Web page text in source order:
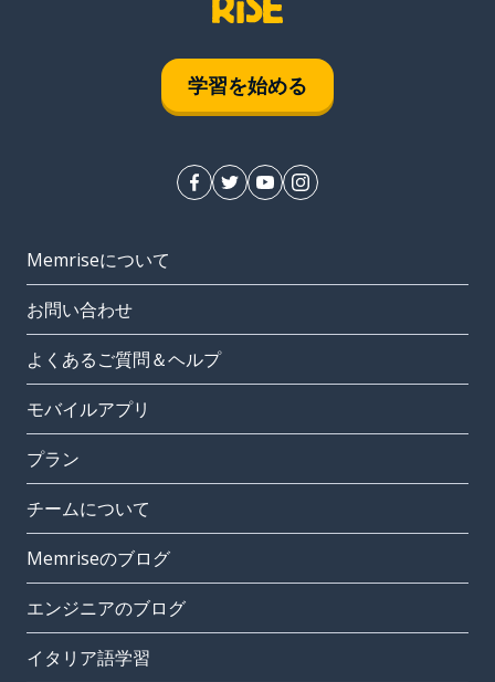
学習を始める
Memriseについて
お問い合わせ
よくあるご質問＆ヘルプ
モバイルアプリ
プラン
チームについて
Memriseのブログ
エンジニアのブログ
イタリア語学習